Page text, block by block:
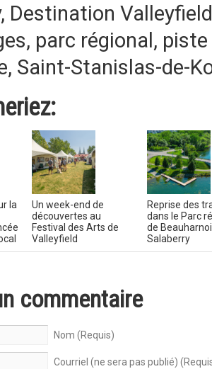
, Destination Valleyfield
, parc régional ,
, Saint-Stanislas-de-
la
Un week-end de
découvertes au
Festival des Arts de
Valleyfield
Reprise des
dans le Parc
de
Salaberry
commentaire
Nom (Requis)
Courriel (ne sera pas publié)